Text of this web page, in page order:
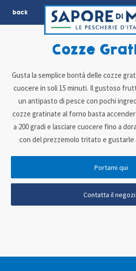
back
Cozze
Gusta la semplice bontà delle cozze
cuocere in soli 15 minuti. Il gustoso
un antipasto di pesce con pochi
cozze gratinate al forno basta
a 200 gradi e lasciare cuocere fino a
con del prezzemolo tritato e gustarle
Portami qui
Contatta il